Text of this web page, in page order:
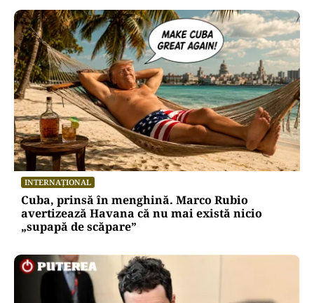
INTERNAȚIONAL
Cuba, prinsă în menghină. Marco Rubio
avertizează Havana că nu mai există nicio
„supapă de scăpare”